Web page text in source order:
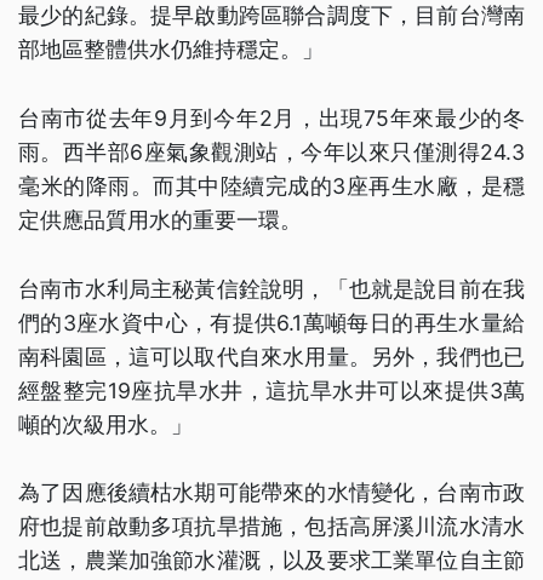
最少的紀錄。提早啟動跨區聯合調度下，目前台灣南
部地區整體供水仍維持穩定。」
台南市從去年9月到今年2月，出現75年來最少的冬
雨。西半部6座氣象觀測站，今年以來只僅測得24.3
毫米的降雨。而其中陸續完成的3座再生水廠，是穩
定供應品質用水的重要一環。
台南市水利局主秘黃信銓說明，「也就是說目前在我
們的3座水資中心，有提供6.1萬噸每日的再生水量給
南科園區，這可以取代自來水用量。另外，我們也已
經盤整完19座抗旱水井，這抗旱水井可以來提供3萬
噸的次級用水。」
為了因應後續枯水期可能帶來的水情變化，台南市政
府也提前啟動多項抗旱措施，包括高屏溪川流水清水
北送，農業加強節水灌溉，以及要求工業單位自主節